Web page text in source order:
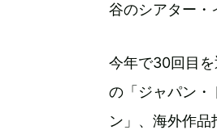
谷のシアター・
今年で30回目
の「ジャパン・
ン」、海外作